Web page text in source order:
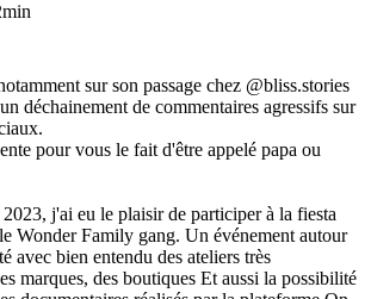
sur son passage chez @bliss.stories
déchainement de commentaires agressifs sur
pour vous le fait d'être appelé papa ou
j'ai eu le plaisir de participer à la fiesta
Wonder Family gang. Un événement autour
avec bien entendu des ateliers très
marques, des boutiques Et aussi la possibilité